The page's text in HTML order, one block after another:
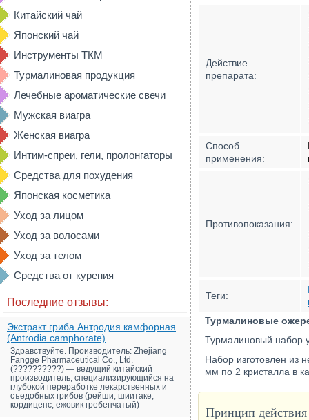
Китайский чай
Японский чай
Инструменты ТКМ
Турмалиновая продукция
Лечебные ароматические свечи
Мужская виагра
Женская виагра
Интим-спреи, гели, пролонгаторы
Средства для похудения
Японская косметика
Уход за лицом
Уход за волосами
Уход за телом
Средства от курения
Последние отзывы:
Экстракт гриба Антродия камфорная
(Antrodia camphorate)
Здравствуйте. Производитель: Zhejiang
Fangge Pharmaceutical Co., Ltd.
(??????????) — ведущий китайский
производитель, специализирующийся на
глубокой переработке лекарственных и
съедобных грибов (рейши, шиитаке,
кордицепс, ежовик гребенчатый)
Действие
препарата:
Способ
применения:
Противопоказания:
Теги:
Турмалиновые
Турмалиновый набор
Набор изготовлен из
мм по 2 кристалла в
Принцип